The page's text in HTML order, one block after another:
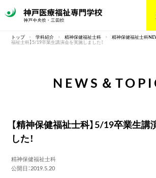
トップ 学科紹介 精神保健福祉士科 精神保健福祉士科
福祉士科】5/19卒業生講演会を実施しました！
NEWS＆
【精神保健福祉士科】5/19卒業生講
した！
精神保健福祉士科
公開日：2019.5.20